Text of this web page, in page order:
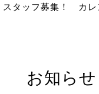
スタッフ募集！ カ
お知らせ